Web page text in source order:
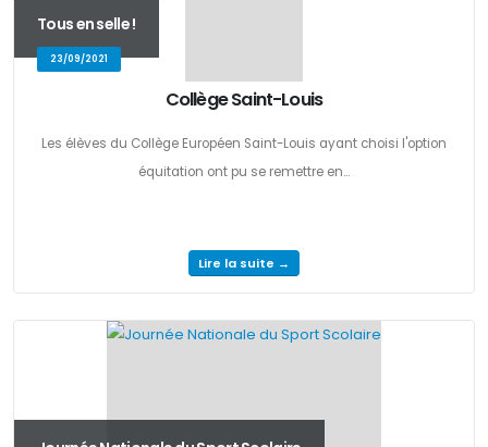
Tous en selle !
23/09/2021
Collège Saint-Louis
Les élèves du Collège Européen Saint-Louis ayant choisi l'option
équitation ont pu se remettre en...
Lire la suite →